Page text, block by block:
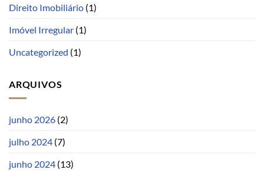
Direito Imobiliário (1)
Imóvel Irregular (1)
Uncategorized (1)
ARQUIVOS
junho 2026 (2)
julho 2024 (7)
junho 2024 (13)